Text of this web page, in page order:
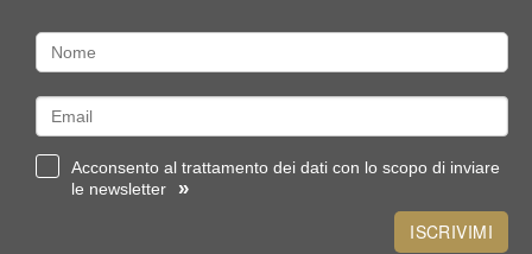
Acconsento al trattamento dei dati con lo scopo di inviare
le newsletter
»
ISCRIVIMI